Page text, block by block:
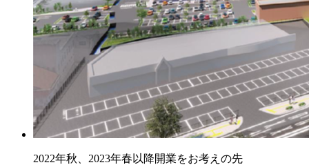
2022年秋、2023年春以降開業をお考えの先